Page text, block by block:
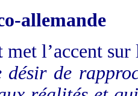
allemande
met l’accent
de